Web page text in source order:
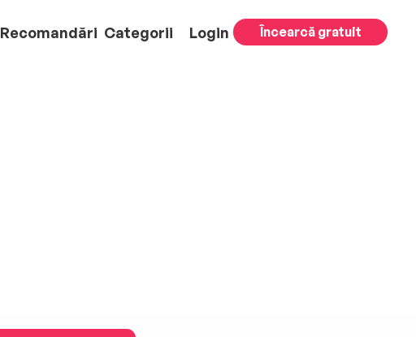
Recomandări Categorii Login Încearcă gratuit